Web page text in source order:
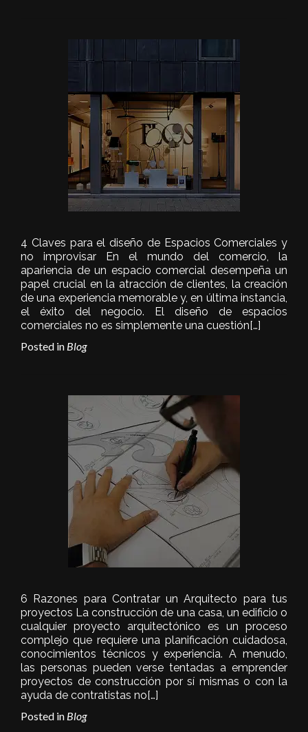
4 Claves para el diseño de Espacios Comerciales y
no improvisar En el mundo del comercio, la
apariencia de un espacio comercial desempeña un
papel crucial en la atracción de clientes, la creación
de una experiencia memorable y, en última instancia,
el éxito del negocio. El diseño de espacios
comerciales no es simplemente una cuestión[…]
Posted in Blog
6 Razones para Contratar un Arquitecto para tus
proyectos La construcción de una casa, un edificio o
cualquier proyecto arquitectónico es un proceso
complejo que requiere una planificación cuidadosa,
conocimientos técnicos y experiencia. A menudo,
las personas pueden verse tentadas a emprender
proyectos de construcción por sí mismas o con la
ayuda de contratistas no[…]
Posted in Blog